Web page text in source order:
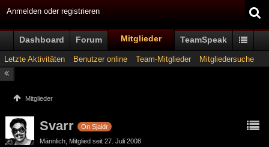
Anmelden oder registrieren
Dashboard Forum Mitglieder TeamSpeak
Letzte Aktivitäten Benutzer online Team-Mitglieder Mitgliedersuche
Mitglieder
Svarr
On Sjaldr
Männlich Mitglied seit 27. Juli 2008